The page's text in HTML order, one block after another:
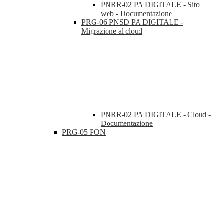
PNRR-02 PA DIGITALE - Sito
web - Documentazione
PRG-06 PNSD PA DIGITALE -
Migrazione al cloud
PNRR-02 PA DIGITALE - Cloud -
Documentazione
PRG-05 PON